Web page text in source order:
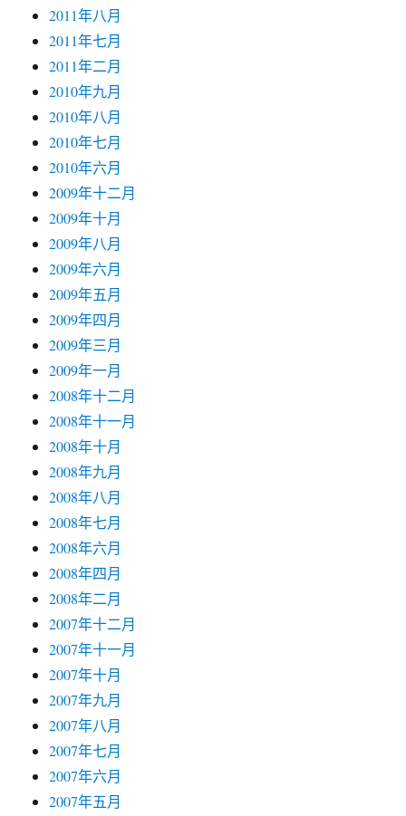
2011年八月
2011年七月
2011年二月
2010年九月
2010年八月
2010年七月
2010年六月
2009年十二月
2009年十月
2009年八月
2009年六月
2009年五月
2009年四月
2009年三月
2009年一月
2008年十二月
2008年十一月
2008年十月
2008年九月
2008年八月
2008年七月
2008年六月
2008年四月
2008年二月
2007年十二月
2007年十一月
2007年十月
2007年九月
2007年八月
2007年七月
2007年六月
2007年五月